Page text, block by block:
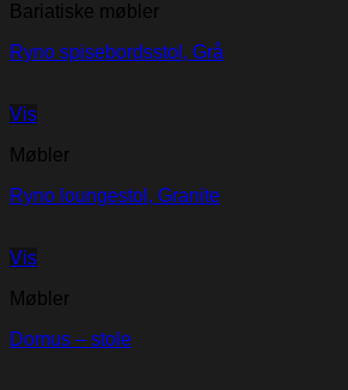
Bariatiske møbler
Ryno spisebordsstol, Grå
Vis
Møbler
Ryno loungestol, Granite
Vis
Møbler
Domus – stole